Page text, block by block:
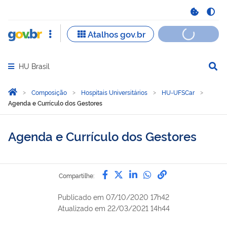
Abrir menu principal de navegação
HU Brasil
Você está aqui:
Página Inicial
Composição Hospitais Universitários
HU-UFSCar
Agenda e Currículo dos Gestores
Agenda e Currículo dos Gestores
Compartilhe: Compartilhe por Facebook
Compartilhe por Twitter
Compartilhe por
Compartilhe
link para
Publicado em 07/10/2020 17h42
Atualizado em 22/03/2021 14h44